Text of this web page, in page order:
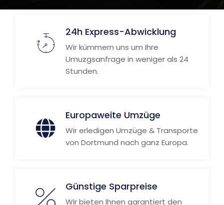
24h Express-Abwicklung
Wir kümmern uns um Ihre
Umuzgsanfrage in weniger als 24
Stunden.
Europaweite Umzüge
Wir erledigen Umzüge & Transporte
von Dortmund nach ganz Europa.
Günstige Sparpreise
Wir bieten Ihnen garantiert den